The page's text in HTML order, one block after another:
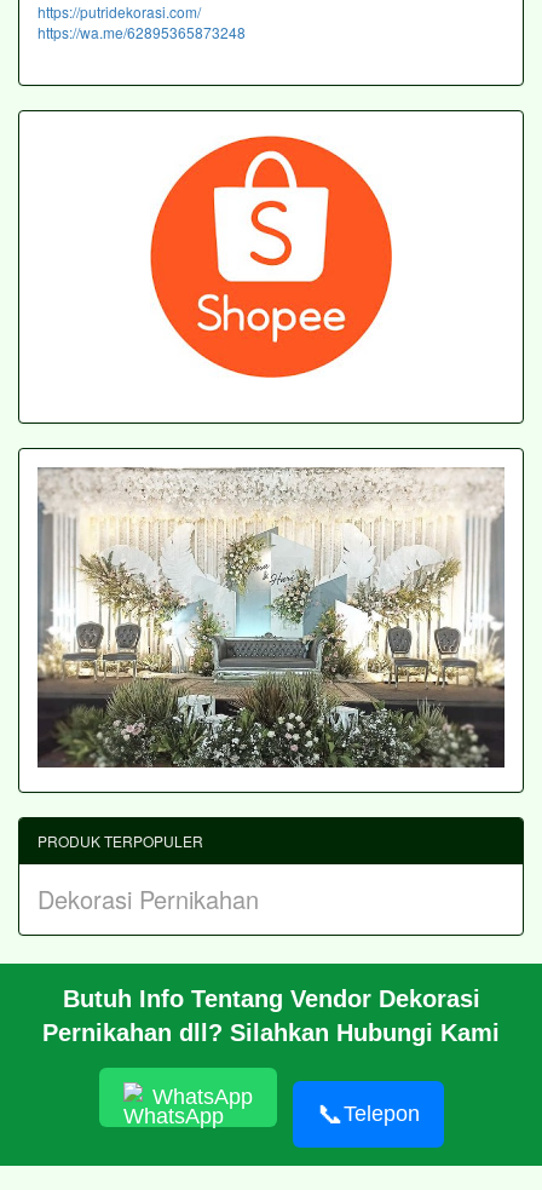
https://putridekorasi.com/
https://wa.me/62895365873248
Butuh Info Tentang Vendor Dekorasi
Pernikahan dll? Silahkan Hubungi Kami
WhatsApp
📞Telepon
PRODUK TERPOPULER
Dekorasi Pernikahan
BERANDA
PROFIL
CARA PESAN
HUBUNGI KAMI
RSS|sitemap.xml